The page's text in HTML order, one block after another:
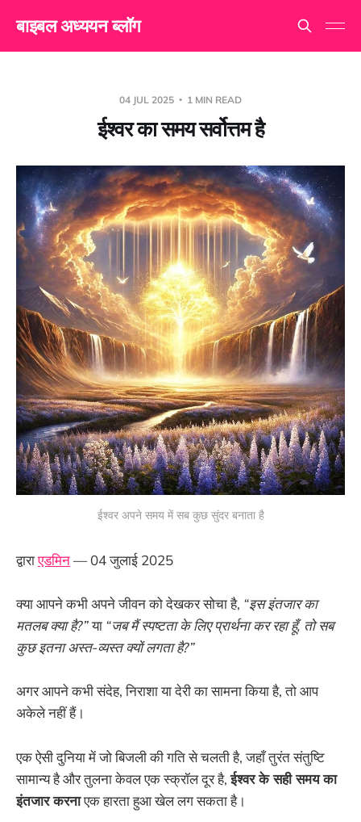
बाइबल अध्ययन ब्लॉग
04 JUL 2025 1 MIN READ
ईश्वर का समय सर्वोत्तम है
ईश्वर अपने समय में सब कुछ सुंदर बनाता है
द्वाराएडमिन— 04 जुलाई 2025
क्या आपने कभी अपने जीवन को देखकर सोचा है, “इस इंतजार का
मतलब क्या है?”या “जब मैं स्पष्टता के लिए प्रार्थना कर रहा हूँ, तो सब
कुछ इतना अस्त-व्यस्त क्यों लगता है?”
अगर आपने कभी संदेह, निराशा या देरी का सामना किया है, तो आप
अकेले नहीं हैं।
एक ऐसी दुनिया में जो बिजली की गति से चलती है, जहाँ तुरंत संतुष्टि
सामान्य है और तुलना केवल एक स्क्रॉल दूर है,ईश्वर के सही समय का
इंतजार करनाएक हारता हुआ खेल लग सकता है।